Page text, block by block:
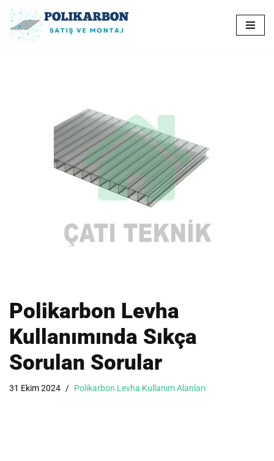
İçeriğe
Polikarbon Levha
Kullanımında Sıkça
Sorulan Sorular
31 Ekim 2024 Polikarbon Levha Kullanım Alanları